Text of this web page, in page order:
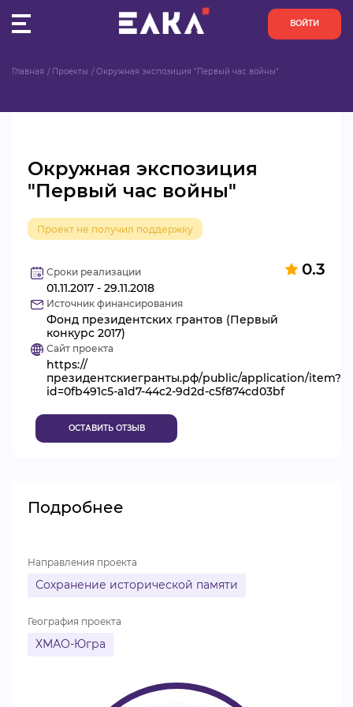
ВОЙТИ
ОРГАНИЗАЦИИ
АНАЛИТИКА
БАЗА ЗНАНИЙ
ВИДЕОКУРСЫ
Главная Проекты Окружная экспозиция "Первый час войны"
Окружная экспозиция
"Первый час войны"
Проект не получил поддержку
0.3
Сроки реализации
01.11.2017 - 29.11.2018
Источник финансирования
Фонд президентских грантов (Первый
конкурс 2017)
Сайт проекта
https://
президентскиегранты.рф/public/application/item?
id=0fb491c5-a1d7-44c2-9d2d-c5f874cd03bf
ОСТАВИТЬ ОТЗЫВ
Подробнее
Направления проекта
Сохранение исторической памяти
География проекта
ХМАО-Югра